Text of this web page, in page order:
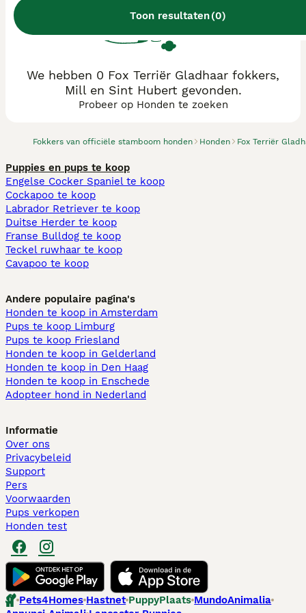
Toon resultaten(0)
Fokkers van officiële stamboom honden Honden Fox Terriër
We hebben 0 Fox Terriër Gladhaar fokkers,
Mill en Sint Hubert gevonden.
Probeer op Honden te zoeken
Puppies en pups te koop
Engelse Cocker Spaniel te koop
Cockapoo te koop
Labrador Retriever te koop
Duitse Herder te koop
Franse Bulldog te koop
Teckel ruwhaar te koop
Cavapoo te koop
Andere populaire pagina's
Honden te koop in Amsterdam
Pups te koop Limburg​
Pups te koop Friesland​
Honden te koop in Gelderland
Honden te koop in Den Haag
Honden te koop in Enschede
Adopteer hond in Nederland
Informatie
Over ons
Privacybeleid
Support
Pers
Voorwaarden
Pups verkopen
Honden test
Pets4Homes Hastnet PuppyPlaats MundoAnimalia